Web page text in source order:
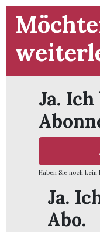
Ja.
Haben Sie noch kein
Ja.
Abo.